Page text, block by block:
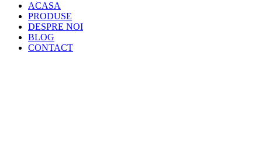
ACASA
PRODUSE
DESPRE NOI
BLOG
CONTACT